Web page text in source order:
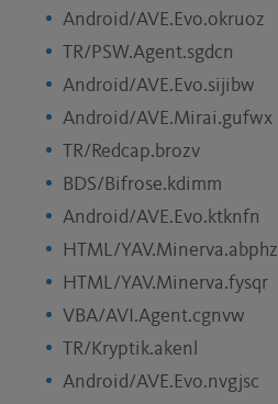
Android/AVE.Evo.okruoz
TR/PSW.Agent.sgdcn
Android/AVE.Evo.sijibw
Android/AVE.Mirai.gufwx
TR/Redcap.brozv
BDS/Bifrose.kdimm
Android/AVE.Evo.ktknfn
HTML/YAV.Minerva.abphz
HTML/YAV.Minerva.fysqr
VBA/AVI.Agent.cgnvw
TR/Kryptik.akenl
Android/AVE.Evo.nvgjsc